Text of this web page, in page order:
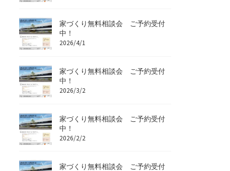
家づくり無料相談会 ご予約受付
中！
2026/4/1
家づくり無料相談会 ご予約受付
中！
2026/3/2
家づくり無料相談会 ご予約受付
中！
2026/2/2
家づくり無料相談会 ご予約受付